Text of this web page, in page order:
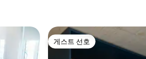
게스트 선호
게스트 선호